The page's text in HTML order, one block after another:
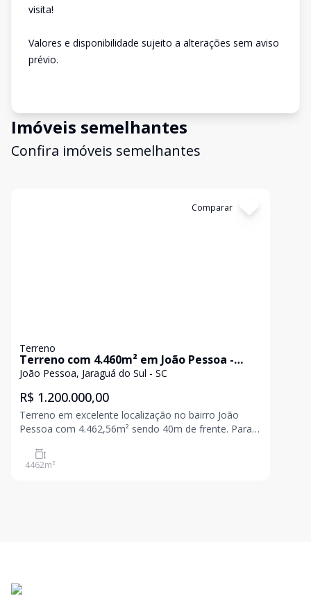
visita!
Valores e disponibilidade sujeito a alterações sem aviso
prévio.
Imóveis semelhantes
Confira imóveis semelhantes
Comparar
Terreno
Terreno com 4.460m² em João Pessoa -
Jaraguá do Sul
João Pessoa, Jaraguá do Sul - SC
R$ 1.200.000,00
Terreno em excelente localização no bairro João
Pessoa com 4.462,56m² sendo 40m de frente. Para
visita! Valores e disponibilidade sujeito a alterações
sem aviso prévio.
4462m²